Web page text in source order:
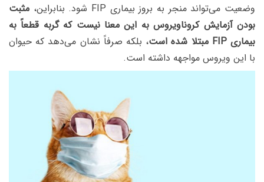
وضعیت می‌تواند منجر به بروز بیماری FIP شود. بنابراین،
مثبت
بودن آزمایش کروناویروس به این معنا نیست که گربه قطعاً به
بیماری FIP مبتلا شده است
، بلکه صرفاً نشان می‌دهد که حیوان
با این ویروس مواجهه داشته است.